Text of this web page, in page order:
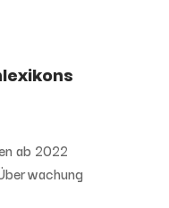
ab 2022